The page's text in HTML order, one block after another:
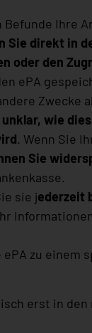
Ihre
Sie direkt in
oder den
ePA
Zwecke
wie
. Wenn Sie
Sie
sie jederzeit
zu einem
erst in